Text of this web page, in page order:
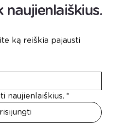
naujienlaiškius.
ką reiškia pajausti
naujienlaiškius. *